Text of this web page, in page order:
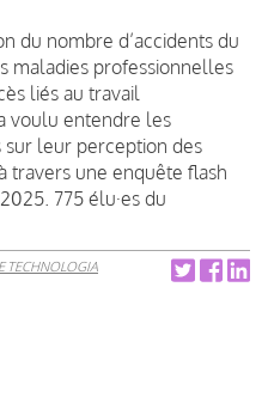
du nombre d’accidents du
maladies professionnelles
liés au travail
voulu entendre les
sur leur perception des
travers une enquête flash
775 élu·es du
TECHNOLOGIA